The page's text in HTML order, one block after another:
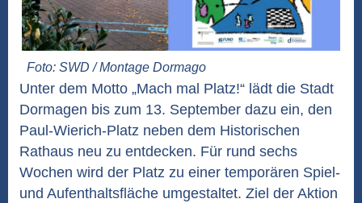
Foto: SWD / Montage Dormago
Unter dem Motto „Mach mal Platz!“ lädt die Stadt
Dormagen bis zum 13. September dazu ein, den
Paul-Wierich-Platz neben dem Historischen
Rathaus neu zu entdecken. Für rund sechs
Wochen wird der Platz zu einer temporären Spiel-
und Aufenthaltsfläche umgestaltet. Ziel der Aktion